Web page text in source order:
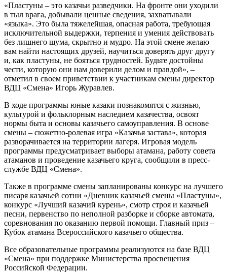
«Пластуны – это казачьи разведчики. На фронте они уходили
в тыл врага, добывали ценные сведения, захватывали
«языка». Это была тяжелейшая, опасная работа, требующая
исключительной выдержки, терпения и умения действовать
без лишнего шума, скрытно и мудро. На этой смене желаю
вам найти настоящих друзей, научиться доверять друг другу
и, как пластуны, не бояться трудностей. Будьте достойны
чести, которую они нам доверили делом и правдой», –
отметил в своем приветствии к участникам смены директор
ВДЦ «Смена» Игорь Журавлев.
В ходе программы юные казаки познакомятся с жизнью,
культурой и фольклорным наследием казачества, освоят
нормы быта и основы казачьего самоуправления. В основе
смены – сюжетно-ролевая игра «Казачья застава», которая
разворачивается на территории лагеря. Игровая модель
программы предусматривает выборы атамана, работу совета
атаманов и проведение казачьего круга, сообщили в пресс-
службе ВДЦ «Смена».
Также в программе смены запланированы конкурс на лучшего
писаря казачьей сотни «Дневник казачьей смены «Пластуны»,
конкурс «Лучший казачий курень», смотр строя и казачьей
песни, первенство по неполной разборке и сборке автомата,
соревнования по оказанию первой помощи. Главный приз –
Кубок атамана Всероссийского казачьего общества.
Все образовательные программы реализуются на базе ВДЦ
«Смена» при поддержке Министерства просвещения
Российской Федерации.